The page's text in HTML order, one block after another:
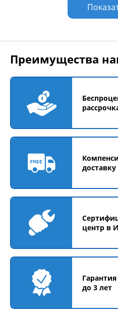
Преимущества
доставку
центр в
Гарантия
до 3 лет